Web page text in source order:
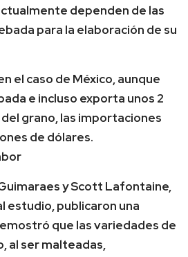
dependen de las
para la elaboración de su
el caso de México, aunque
e incluso exporta unos 2
grano, las importaciones
de dólares.
y Scott Lafontaine,
estudio, publicaron una
que las variedades de
al ser malteadas,